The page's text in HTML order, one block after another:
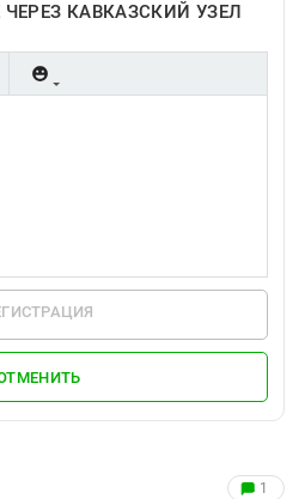
КАВКАЗСКИЙ УЗЕЛ
1